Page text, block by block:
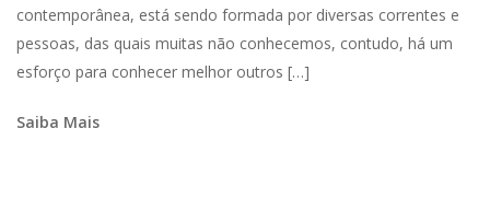
contemporânea, está sendo formada por diversas correntes e
pessoas, das quais muitas não conhecemos, contudo, há um
esforço para conhecer melhor outros […]
Saiba Mais